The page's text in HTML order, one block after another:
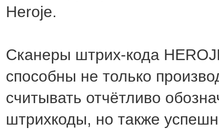
Heroje.
Сканеры штрих-кода
способны не только
считывать отчётливо
штрихкоды, но также